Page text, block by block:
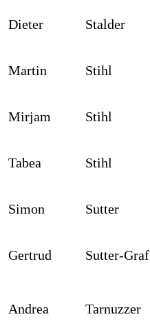
Dieter Stalder
Martin Stihl
Mirjam Stihl
Tabea Stihl
Simon Sutter
Gertrud Sutter-Graf
Andrea Tarnuzzer